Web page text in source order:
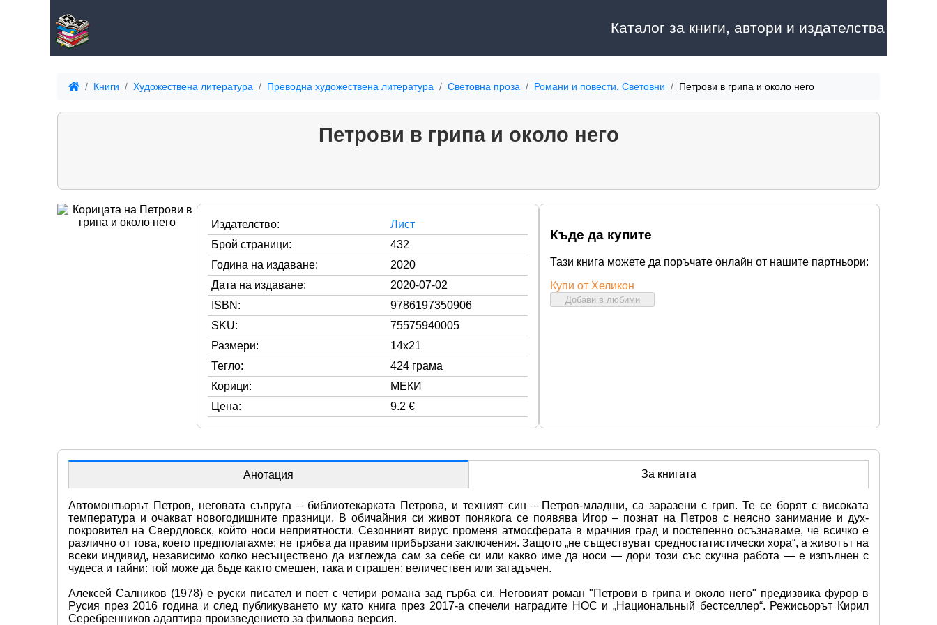
Каталог за книги, автори и издателства
Книги Художествена литература Преводна художествена литература Световна проза Романи и повести. Световни Петрови в грипа и около него
Петрови в грипа и около него
Издателство:
Лист
Брой страници:
432
Година на издаване:
2020
Дата на издаване:
2020-07-02
ISBN:
9786197350906
SKU:
75575940005
Размери:
14x21
Тегло:
424 грама
Корици:
МЕКИ
Цена:
9.2 €
Къде да купите
Тази книга можете да поръчате онлайн от нашите партньори:
Купи от Хеликон
Добави в любими
Анотация За книгата
Автомонтьорът Петров, неговата съпруга – библиотекарката Петрова, и техният син – Петров-младши, са заразени с грип. Те се борят с високата
температура и очакват новогодишните празници. В обичайния си живот понякога се появява Игор – познат на Петров с неясно занимание и дух-
покровител на Свердловск, който носи неприятности. Сезонният вирус променя атмосферата в мрачния град и постепенно осъзнаваме, че всичко е
различно от това, което предполагахме; не трябва да правим прибързани заключения. Защото „не съществуват средностатистически хора“, а животът на
всеки индивид, независимо колко несъществено да изглежда сам за себе си или какво име да носи — дори този със скучна работа — е изпълнен с
чудеса и тайни: той може да бъде както смешен, така и страшен; величествен или загадъчен.
Алексей Салников (1978) е руски писател и поет с четири романа зад гърба си. Неговият роман "Петрови в грипа и около него" предизвика фурор в
Русия през 2016 година и след публикуването му като книга през 2017-а спечели наградите НОС и „Национальный бестселлер“. Режисьорът Кирил
Серебренников адаптира произведението за филмова версия.